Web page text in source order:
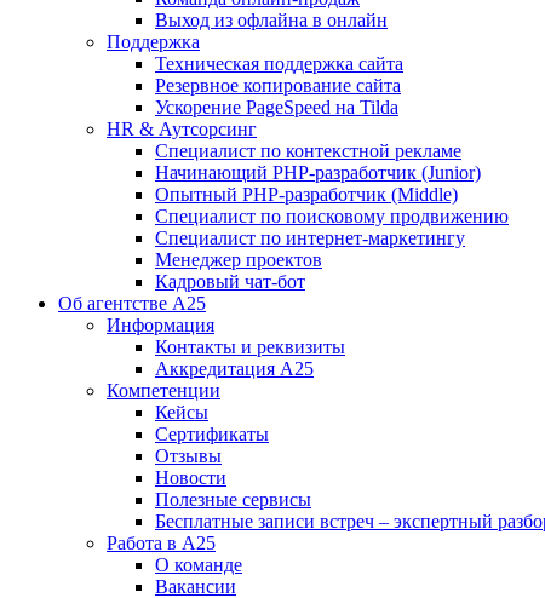
Выход из офлайна в онлайн
Поддержка
Техническая поддержка сайта
Резервное копирование сайта
Ускорение PageSpeed на Tilda
HR & Аутсорсинг
Специалист по контекстной рекламе
Начинающий PHP-разработчик (Junior)
Опытный PHP-разработчик (Middle)
Специалист по поисковому продвижению
Специалист по интернет-маркетингу
Менеджер проектов
Кадровый чат-бот
Об агентстве А25
Информация
Контакты и реквизиты
Аккредитация А25
Компетенции
Кейсы
Сертификаты
Отзывы
Новости
Полезные сервисы
Бесплатные записи встреч – экспертный
Работа в А25
О команде
Вакансии